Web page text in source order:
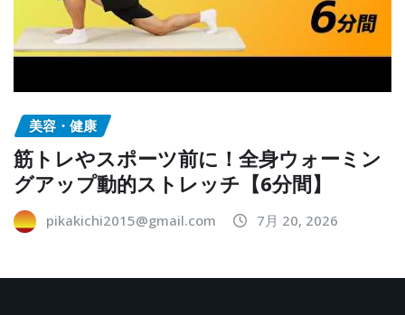
美容・健康
筋トレやスポーツ前に！全身ウォーミン
グアップ動的ストレッチ【6分間】
pikakichi2015@gmail.com 7月 20, 2026